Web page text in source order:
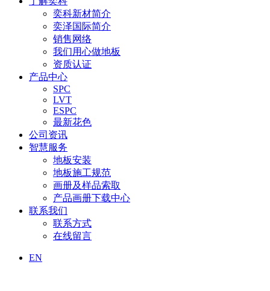
奕科新材简介
奕泽国际简介
销售网络
我们用心做地板
资质认证
产品中心
SPC
LVT
ESPC
最新花色
公司资讯
智慧服务
地板安装
地板施工规范
画册及样品索取
产品画册下载中心
联系我们
联系方式
在线留言
EN